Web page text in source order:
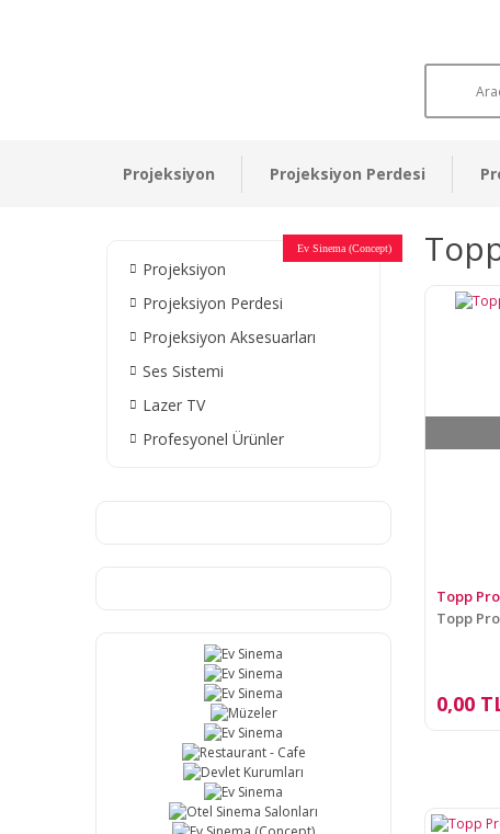
Projeksiyon Projeksiyon Perdesi
Projeksiyon
Projeksiyon Perdesi
Projeksiyon Aksesuarları
Ses Sistemi
Lazer TV
Profesyonel Ürünler
Ev Sinema
Ev Sinema
Ev Sinema
Müzeler
Ev Sinema
Restaurant - Cafe
Devlet Kurumları
Ev Sinema
Otel Sinema Salonları
Ev Sinema (Concept)
Topp Pro
Topp
0,00